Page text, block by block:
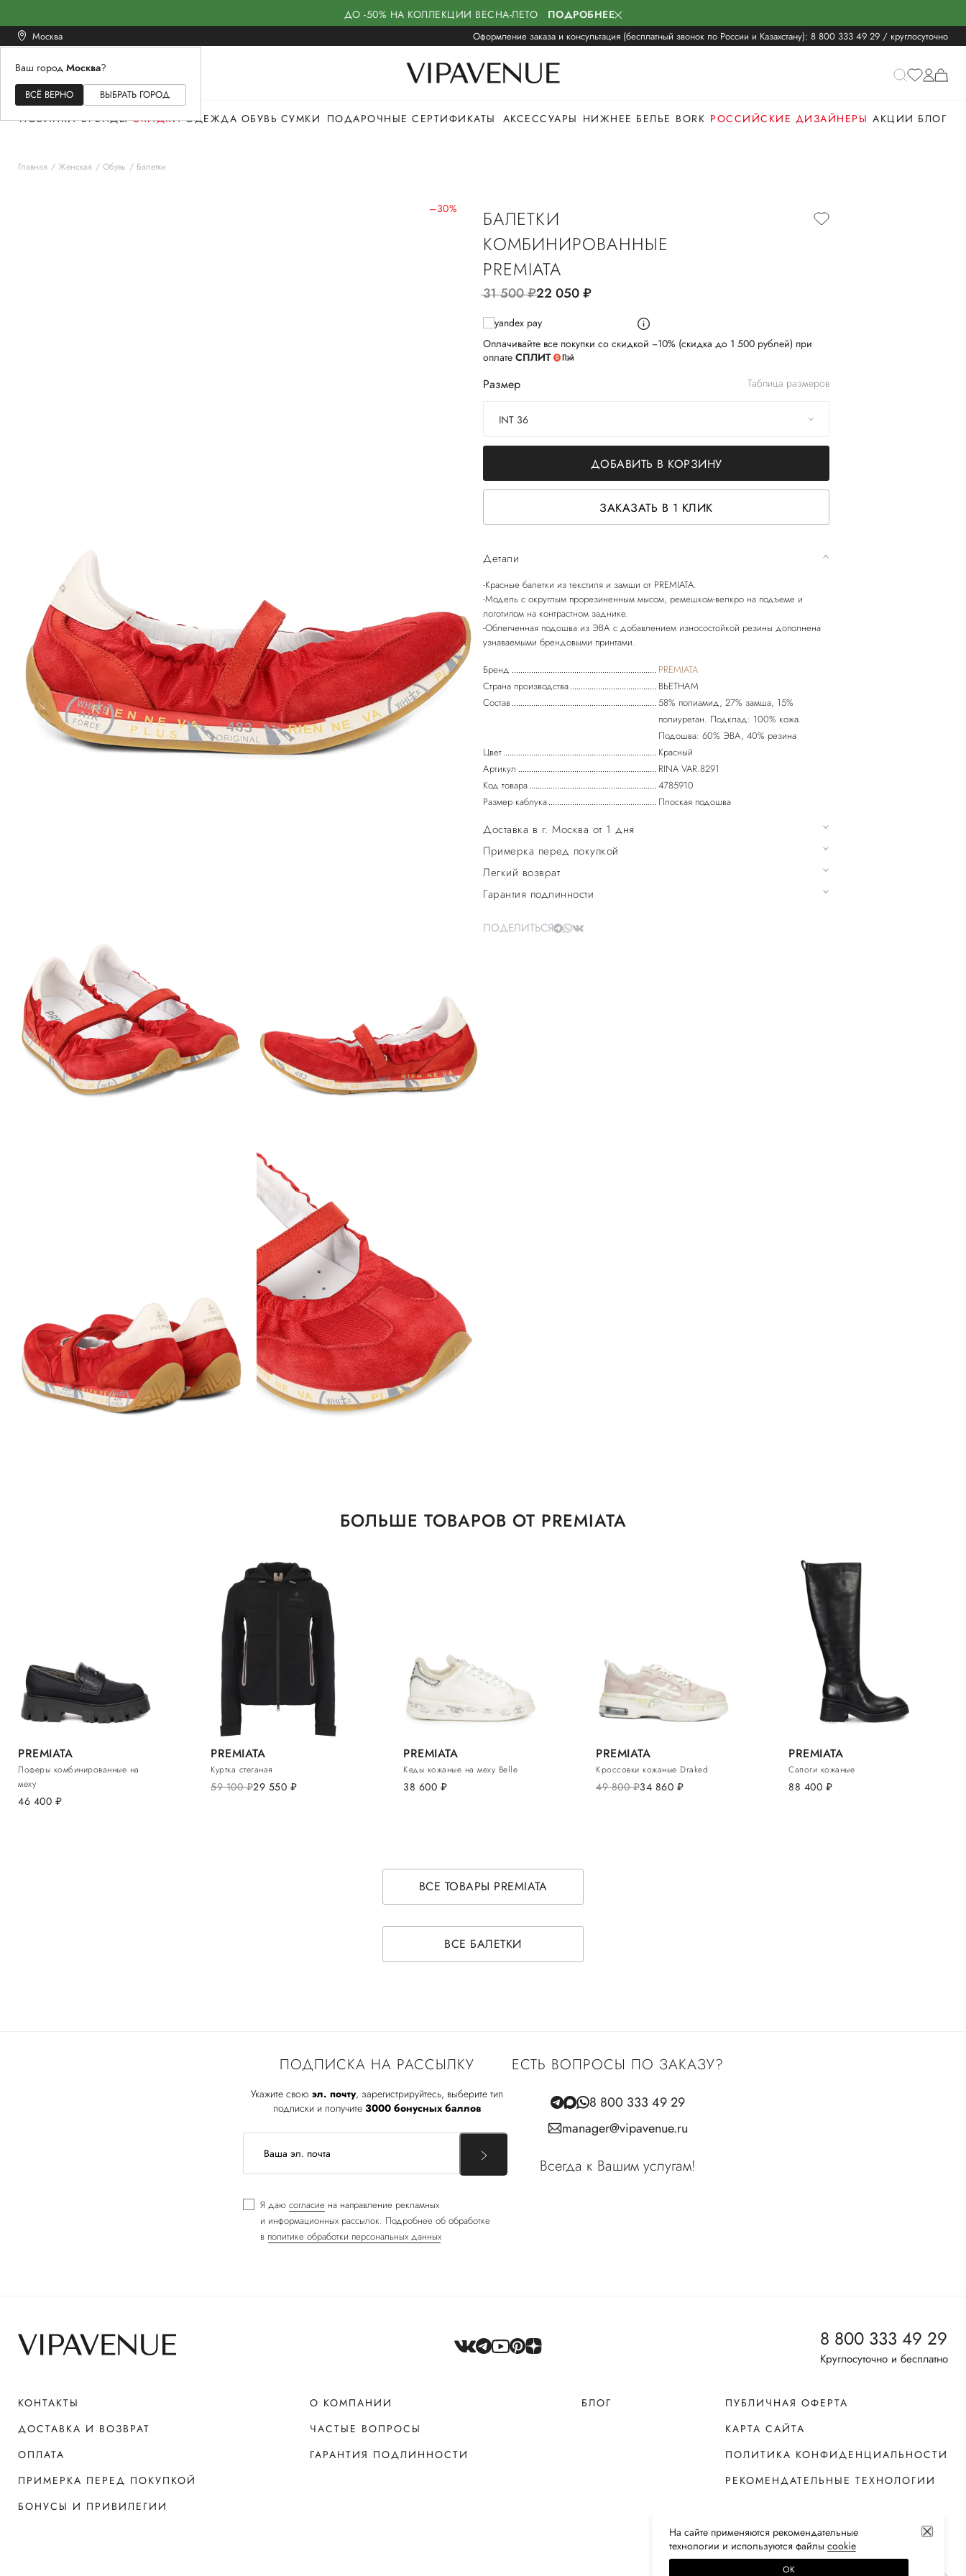
ДО -50% НА КОЛЛЕКЦИИ ВЕСНА-ЛЕТО ПОДРОБНЕЕ
Москва Оформление заказа и консультация (бесплатный звонок по России и Казахстану): 8 800 333 49 29 / круглосуточно
Ваш город Москва?
ВСЁ ВЕРНО ВЫБРАТЬ ГОРОД
ЖЕНСКОЕМУЖСКОЕ
НОВИНКИ БРЕНДЫ СКИДКИ ОДЕЖДА ОБУВЬ СУМКИ ПОДАРОЧНЫЕ СЕРТИФИКАТЫ АКСЕССУАРЫ НИЖНЕЕ БЕЛЬЕ BORK РОССИЙСКИЕ ДИЗАЙНЕРЫ АКЦИИ БЛОГ
Главная Женская Обувь Балетки
–30%
БАЛЕТКИ
КОМБИНИРОВАННЫЕ
PREMIATA
31 500руб.22 050руб.
Оплачивайте все покупки со скидкой −10% (скидка до 1 500 рублей) при
оплате СПЛИТ
Размер Таблица размеров
INT 36
ДОБАВИТЬ В КОРЗИНУ
ЗАКАЗАТЬ В 1 КЛИК
Детали
-Красные балетки из текстиля и замши от PREMIATA.
-Модель с округлым прорезиненным мысом, ремешком-велкро на подъеме и
логотипом на контрастном заднике.
-Облегченная подошва из ЭВА с добавлением износостойкой резины дополнена
Бренд
PREMIATA
Страна производства
ВЬЕТНАМ
Состав
58% полиамид, 27% замша, 15%
полиуретан. Подклад: 100% кожа.
Подошва: 60% ЭВА, 40% резина
Цвет
Красный
Артикул
RINA VAR.8291
Код товара
4785910
Размер каблука
Плоская подошва
Доставка в г. Москва от 1 дня
Примерка перед покупкой
Легкий возврат
Гарантия подлинности
ПОДЕЛИТЬСЯ
БОЛЬШЕ ТОВАРОВ ОТ PREMIATA
PREMIATA
Лоферы комбинированные на
меху
46 400 руб.
PREMIATA
Куртка стеганая
59 100руб.29 550 руб.
PREMIATA
Кеды кожаные на меху Belle
38 600 руб.
PREMIATA
Кроссовки кожаные Draked
49 800руб.34 860 руб.
PREMIATA
Сапоги кожаные
88 400 руб.
ВСЕ ТОВАРЫ PREMIATA
ВСЕ БАЛЕТКИ
ПОДПИСКА НА РАССЫЛКУ
Укажите свою эл. почту, зарегистрируйтесь, выберите тип
подписки и получите 3000 бонусных баллов
Я даю согласие на направление рекламных
и информационных рассылок. Подробнее об обработке
в политике обработки персональных данных
ЕСТЬ ВОПРОСЫ ПО ЗАКАЗУ?
8 800 333 49 29
manager@vipavenue.ru
Всегда к Вашим услугам!
8 800 333 49 29
Круглосуточно и бесплатно
КОНТАКТЫ
ДОСТАВКА И ВОЗВРАТ
ОПЛАТА
ПРИМЕРКА ПЕРЕД ПОКУПКОЙ
БОНУСЫ И ПРИВИЛЕГИИ
О КОМПАНИИ
ЧАСТЫЕ ВОПРОСЫ
ГАРАНТИЯ ПОДЛИННОСТИ
БЛОГ
ПУБЛИЧНАЯ ОФЕРТА
КАРТА САЙТА
ПОЛИТИКА КОНФИДЕНЦИАЛЬНОСТИ
РЕКОМЕНДАТЕЛЬНЫЕ ТЕХНОЛОГИИ
На сайте применяются рекомендательные
технологии и используются файлы сооkiе
ОК